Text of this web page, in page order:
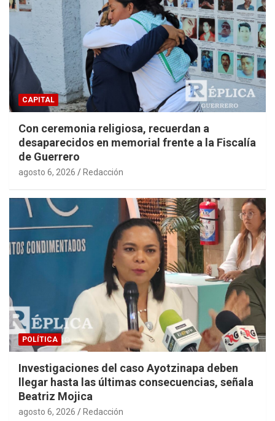
CAPITAL
Con ceremonia religiosa, recuerdan a
desaparecidos en memorial frente a la Fiscalía
de Guerrero
agosto 6, 2026 Redacción
POLÍTICA
Investigaciones del caso Ayotzinapa deben
llegar hasta las últimas consecuencias, señala
Beatriz Mojica
agosto 6, 2026 Redacción